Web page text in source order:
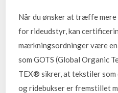
Når du ønsker at træffe
for rideudstyr, kan
mærkningsordninger være
som GOTS (Global Organic
TEX® sikrer, at tekstiler
og ridebukser er fremstillet